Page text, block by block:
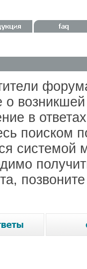
о
в
поиском
системой